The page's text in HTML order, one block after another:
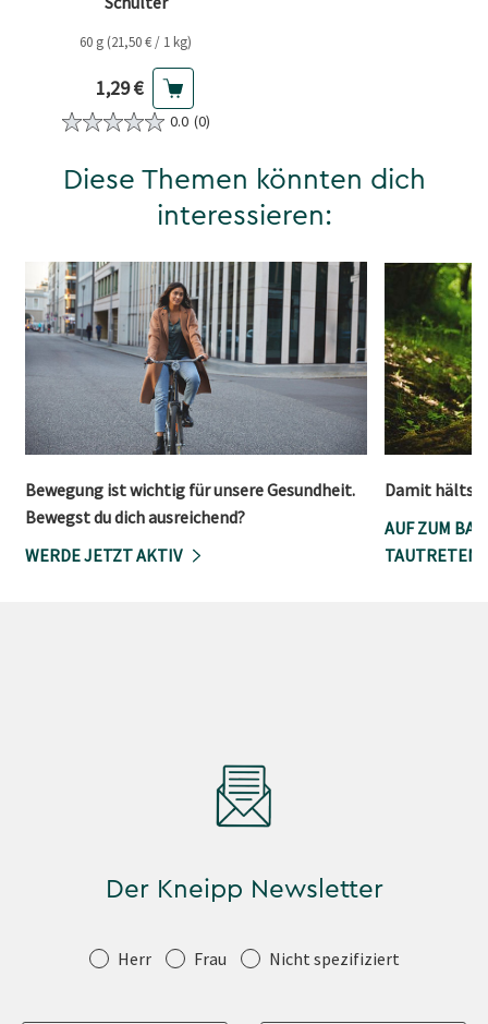
60 g (21,50 € / 1 kg)
Aktueller Preis
1,29 €
0.0 (0)
Diese Themen könnten dich
interessieren:
Bewegung ist wichtig für unsere Gesundheit.
Bewegst du dich ausreichend?
WERDE JETZT AKTIV
Damit hältst
AUF ZUM
AUTRETEN
Der Kneipp Newsletter
Anrede Herr Frau Nicht spezifiziert